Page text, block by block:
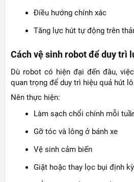
Điều hướng chính xác
Tăng lực hút tự động trên
Cách vệ sinh robot để duy trì
Dù robot có hiện đại đến đâu,
quan trọng để duy trì hiệu quả hút
Nên thực hiện:
Làm sạch chổi chính mỗi
Gỡ tóc và lông ở bánh xe
Vệ sinh cảm biến
Giặt hoặc thay lọc bụi định kỳ